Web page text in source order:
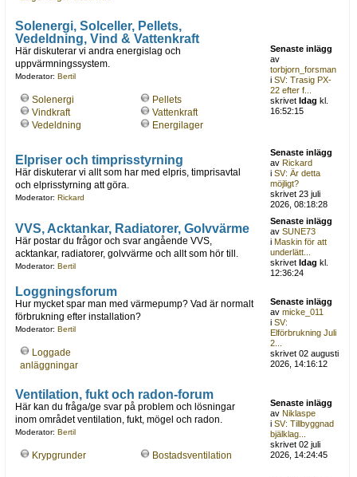
Solenergi, Solceller, Pellets,
Vedeldning, Vind & Vattenkraft
Här diskuterar vi andra energislag och
uppvärmningssystem.
Moderator: Bertil
Solenergi
Vindkraft
Vedeldning
Pellets
Vattenkraft
Energilager
Senaste inlägg
av
torbjorn_forsman
iSV: Trasig PX-
22 efter f...
skrivetIdag kl.
16:52:15
Elpriser och timprisstyrning
Här diskuterar vi allt som har med elpris, timprisavtal
och elprisstyrning att göra.
Moderator: Rickard
Senaste inlägg
avRickard
iSV: Är detta
möjligt?
skrivet 23 juli
2026, 08:18:28
VVS, Acktankar, Radiatorer, Golvvärme
Här postar du frågor och svar angående VVS,
acktankar, radiatorer, golvvärme och allt som hör till.
Moderator: Bertil
Senaste inlägg
avSUNE73
iMaskin för att
underlätt...
skrivetIdag kl.
12:36:24
Loggningsforum
Hur mycket spar man med värmepump? Vad är normalt
förbrukning efter installation?
Moderator: Bertil
Loggade
anläggningar
Senaste inlägg
avmicke_011
iSV:
Elförbrukning Juli
2...
skrivet 02 augusti
2026, 14:16:12
Ventilation, fukt och radon-forum
Här kan du fråga/ge svar på problem och lösningar
inom området ventilation, fukt, mögel och radon.
Moderator: Bertil
Krypgrunder Bostadsventilation
Senaste inlägg
avNiklaspe
iSV: Tillbyggnad
bjälklag...
skrivet 02 juli
2026, 14:24:45